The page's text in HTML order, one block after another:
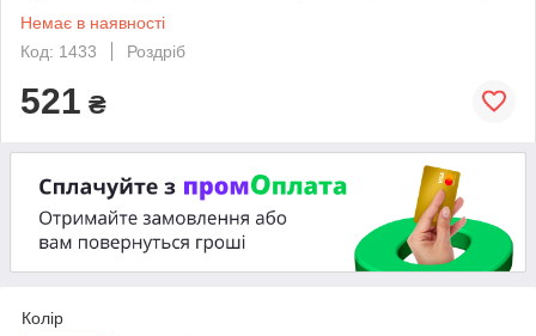
Немає в наявності
Код: 1433
Роздріб
521 ₴
Колір